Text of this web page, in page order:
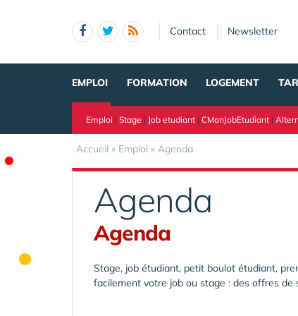
Contact Newsletter
EMPLOI FORMATION LOGEMENT
Emploi | Stage | Job etudiant | CMonJobEtudiant |
Accueil » Emploi » Agenda
Agenda
Agenda
Stage, job étudiant, petit boulot étudiant,
facilement votre job ou stage : des offres